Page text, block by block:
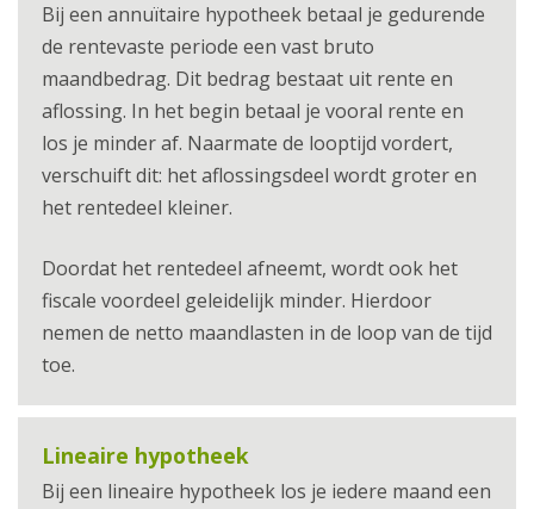
Bij een annuïtaire hypotheek betaal je gedurende
de rentevaste periode een vast bruto
maandbedrag. Dit bedrag bestaat uit rente en
aflossing. In het begin betaal je vooral rente en
los je minder af. Naarmate de looptijd vordert,
verschuift dit: het aflossingsdeel wordt groter en
het rentedeel kleiner.
Doordat het rentedeel afneemt, wordt ook het
fiscale voordeel geleidelijk minder. Hierdoor
nemen de netto maandlasten in de loop van de tijd
toe.
Lineaire hypotheek
Bij een lineaire hypotheek los je iedere maand een